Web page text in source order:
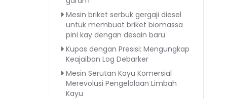
Mesin briket serbuk gergaji diesel
untuk membuat briket biomassa
pini kay dengan desain baru
Kupas dengan Presisi: Mengungkap
Keajaiban Log Debarker
Mesin Serutan Kayu Komersial
Merevolusi Pengelolaan Limbah
Kayu